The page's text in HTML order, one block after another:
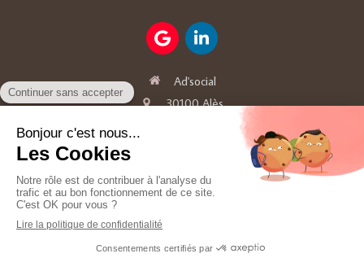
Ad'social
30100Alès
Adsocial30@gmail.com
Plan du site
Mentions légales
Création et référencement du site par Simplébo